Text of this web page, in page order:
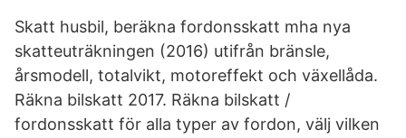
Skatt husbil, beräkna fordonsskatt mha nya
skatteuträkningen (2016) utifrån bränsle,
årsmodell, totalvikt, motoreffekt och växellåda.
Räkna bilskatt 2017. Räkna bilskatt /
fordonsskatt för alla typer av fordon, välj vilken